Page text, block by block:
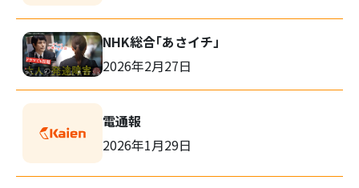
NHK総合「あさイチ」
2026年2月27日
電通報
2026年1月29日